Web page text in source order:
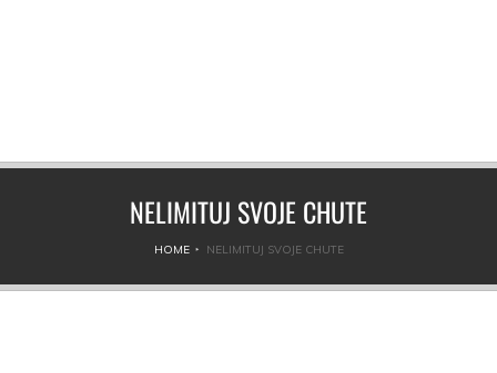
NELIMITUJ SVOJE CHUTE
HOME NELIMITUJ SVOJE CHUTE